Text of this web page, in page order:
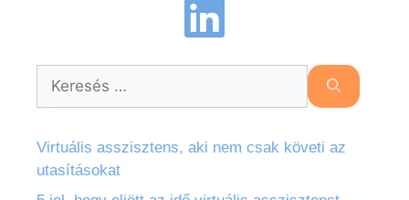
Virtuális asszisztens, aki nem csak követi az
utasításokat